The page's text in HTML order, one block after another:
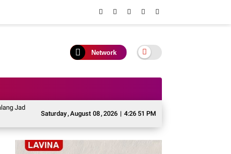
Network
Saturday,August 08,2026 | 4:26 51 PM
Momentum Menghidupkan Jati Diri dan Melestarikan Warisan Leluhur